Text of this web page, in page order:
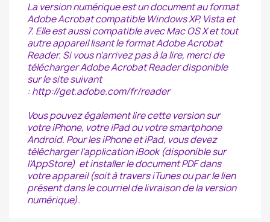
La version numérique est un document au format
Adobe Acrobat compatible Windows XP, Vista et
7. Elle est aussi compatible avec Mac OS X et tout
autre appareil lisant le format Adobe Acrobat
Reader. Si vous n'arrivez pas à la lire, merci de
télécharger Adobe Acrobat Reader disponible
sur le site suivant
:http://get.adobe.com/fr/reader
Vous pouvez également lire cette version sur
votre iPhone, votre iPad ou votre smartphone
Android. Pour les iPhone et iPad, vous devez
télécharger l'application iBook (disponible sur
l'AppStore) et installer le document PDF dans
votre appareil (soit à travers iTunes ou par le lien
présent dans le courriel de livraison de la version
numérique).